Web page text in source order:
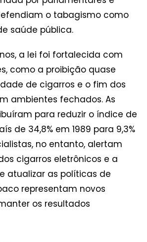
o tabagismo como
saúde pública.
a lei foi fortalecida com
como a proibição quase
de cigarros e o fim dos
ambientes fechados. As
para reduzir o índice de
de 34,8% em 1989 para 9,3%
no entanto, alertam
cigarros eletrônicos e a
atualizar as políticas de
representam novos
os resultados